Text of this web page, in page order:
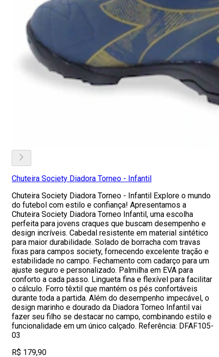
Chuteira Society Diadora Torneo - Infantil
Chuteira Society Diadora Torneo - Infantil Explore o mundo
do futebol com estilo e confiança! Apresentamos a
Chuteira Society Diadora Torneo Infantil, uma escolha
perfeita para jovens craques que buscam desempenho e
design incríveis. Cabedal resistente em material sintético
para maior durabilidade. Solado de borracha com travas
fixas para campos society, fornecendo excelente tração e
estabilidade no campo. Fechamento com cadarço para um
ajuste seguro e personalizado. Palmilha em EVA para
conforto a cada passo. Lingueta fina e flexível para facilitar
o cálculo. Forro têxtil que mantém os pés confortáveis
durante toda a partida. Além do desempenho impecável, o
design marinho e dourado da Diadora Torneo Infantil vai
fazer seu filho se destacar no campo, combinando estilo e
funcionalidade em um único calçado. Referência: DFAF105-
03
R$ 179,90